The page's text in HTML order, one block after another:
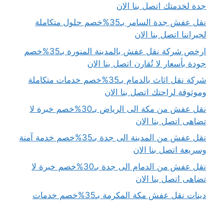
جدة لخدمتك اتصل بنا الان
نقل عفش جدة السامر بـ35%خصم حلول متكاملة
لجيراننا اتصل بنا الان
ارخص شركة نقل عفش بالمدينة المنورة بـ35%خصم
جودة بأسعار لا تُقارن اتصل بنا الان
شركة نقل اثاث بالدمام بـ35%خصم خدمات متكاملة
وموثوقة لراحتك اتصل بنا الان
نقل عفش من مكة الى الرياض بـ30%خصم خبرة لا
تضاهى اتصل بنا الان
نقل عفش من المدينة الى جدة بـ35%خصم خدمة آمنة
وسريعة اتصل بنا الان
نقل عفش من الدمام الى جدة بـ30%خصم خبرة لا
تضاهى اتصل بنا الان
دينات نقل عفش مكة المكرمة بـ35%خصم خدمات